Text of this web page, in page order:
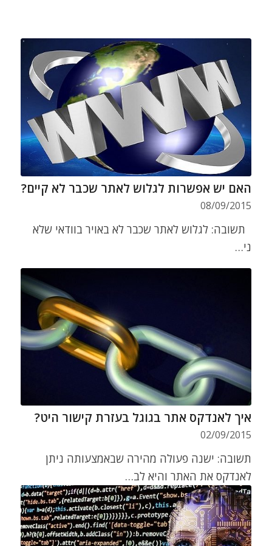
האם יש אפשרות לגלוש לאתר שכבר לא קיים?
08/09/2015
תשובה: לגלוש לאתר שכבר לא באויר בוודאי שלא
ני…
איך לאנדקס אתר בגוגל בעזרת קישור היט?
02/09/2015
תשובה: ישנה פעולה מהירה שבאמצעותה ניתן
לאנדקס את האתר והיא לב…